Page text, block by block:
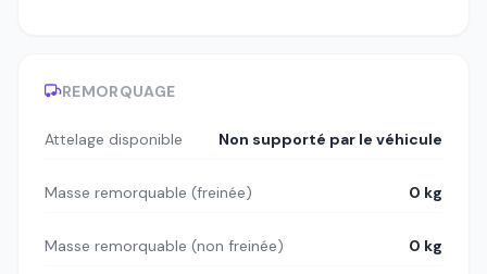
REMORQUAGE
Attelage disponible Non supporté par le véhicule
Masse remorquable (freinée) 0 kg
Masse remorquable (non freinée) 0 kg